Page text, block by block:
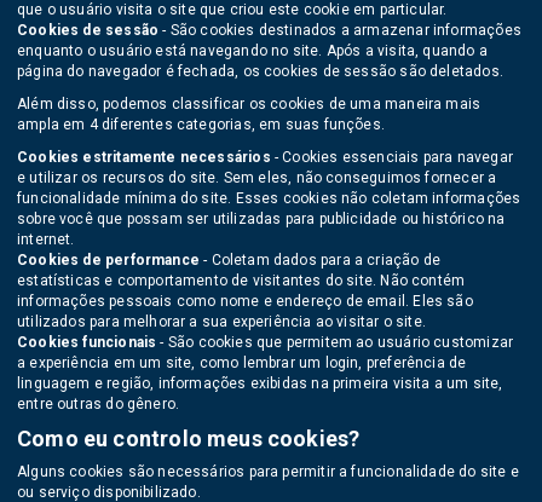
que o usuário visita o site que criou este cookie em particular.
Cookies de sessão - São cookies destinados a armazenar informações
enquanto o usuário está navegando no site. Após a visita, quando a
página do navegador é fechada, os cookies de sessão são deletados.
Além disso, podemos classificar os cookies de uma maneira mais
ampla em 4 diferentes categorias, em suas funções.
Cookies estritamente necessários - Cookies essenciais para navegar
e utilizar os recursos do site. Sem eles, não conseguimos fornecer a
funcionalidade mínima do site. Esses cookies não coletam informações
sobre você que possam ser utilizadas para publicidade ou histórico na
internet.
Cookies de performance - Coletam dados para a criação de
estatísticas e comportamento de visitantes do site. Não contém
informações pessoais como nome e endereço de email. Eles são
utilizados para melhorar a sua experiência ao visitar o site.
Cookies funcionais - São cookies que permitem ao usuário customizar
a experiência em um site, como lembrar um login, preferência de
linguagem e região, informações exibidas na primeira visita a um site,
entre outras do gênero.
Como eu controlo meus cookies?
Alguns cookies são necessários para permitir a funcionalidade do site e
ou serviço disponibilizado.